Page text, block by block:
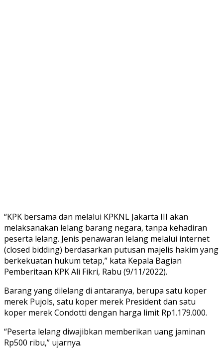
“KPK bersama dan melalui KPKNL Jakarta III akan
melaksanakan lelang barang negara, tanpa kehadiran
peserta lelang. Jenis penawaran lelang melalui internet
(closed bidding) berdasarkan putusan majelis hakim yang
berkekuatan hukum tetap,” kata Kepala Bagian
Pemberitaan KPK Ali Fikri, Rabu (9/11/2022).
Barang yang dilelang di antaranya, berupa satu koper
merek Pujols, satu koper merek President dan satu
koper merek Condotti dengan harga limit Rp1.179.000.
“Peserta lelang diwajibkan memberikan uang jaminan
Rp500 ribu,” ujarnya.